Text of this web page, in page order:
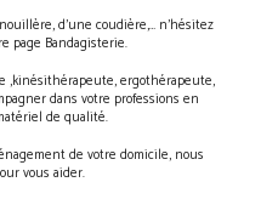
d’une coudière,… n’hésitez
page Bandagisterie.
,kinésithérapeute, ergothérapeute,
dans votre professions en
de qualité.
de votre domicile, nous
vous aider.